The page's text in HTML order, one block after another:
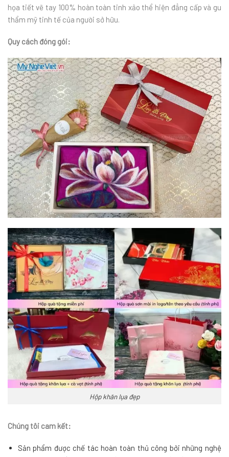
họa tiết vẽ tay 100% hoàn toàn tinh xảo thể hiện đẳng cấp và gu
thẩm mỹ tinh tế của người sở hữu.
Quy cách đóng gói:
Hộp khăn lụa đẹp
Chúng tôi cam kết:
Sản phẩm được chế tác hoàn toàn thủ công bởi những nghệ